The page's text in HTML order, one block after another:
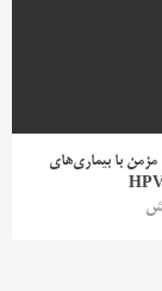
مزمن با بیماری‌های